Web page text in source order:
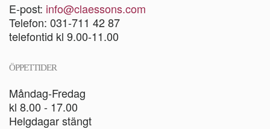
E-post: info@claessons.com
Telefon: 031-711 42 87
telefontid kl 9.00-11.00
ÖPPETTIDER
Måndag-Fredag
kl 8.00 - 17.00
Helgdagar stängt